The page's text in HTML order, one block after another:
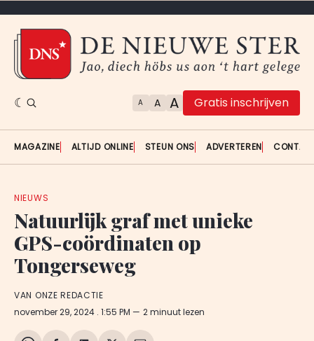
A A A Gratis inschrijven
MAGAZINE ALTIJD ONLINE STEUN ONS ADVERTEREN
NIEUWS
Natuurlijk graf met unieke
GPS-coördinaten op
Tongerseweg
VAN ONZE REDACTIE
november 29, 2024 . 1:55 PM 2 minuut lezen